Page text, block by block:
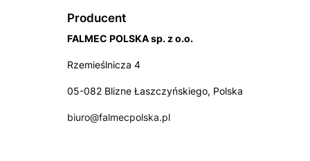
Producent
FALMEC POLSKA sp. z o.o.
Rzemieślnicza 4
05-082 Blizne Łaszczyńskiego, Polska
biuro@falmecpolska.pl